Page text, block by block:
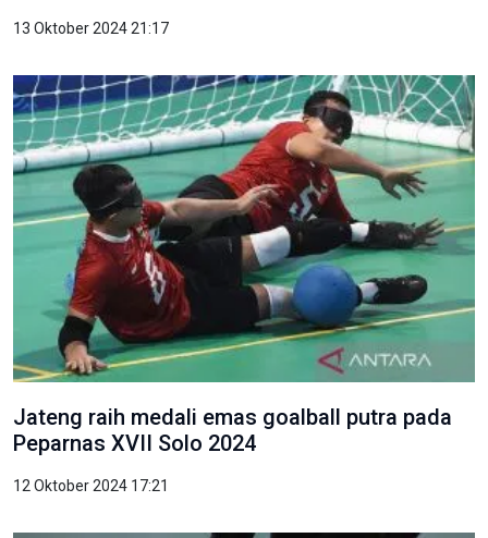
13 Oktober 2024 21:17
Jateng raih medali emas goalball putra pada
Peparnas XVII Solo 2024
12 Oktober 2024 17:21